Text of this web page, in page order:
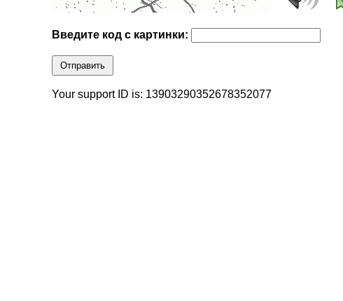
Введите код с картинки:
Отправить
Your support ID is: 13903290352678352077